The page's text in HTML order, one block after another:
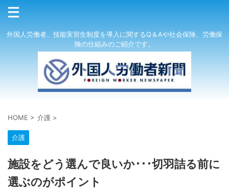
外国人労働者、技能実習生制度を導入に関するQ＆Aや社会保険、労働保
険の仕組みのご紹介です。
HOME > 介護 >
介護
施設をどう選んで良いか･･･切羽詰る前に
選ぶのがポイント